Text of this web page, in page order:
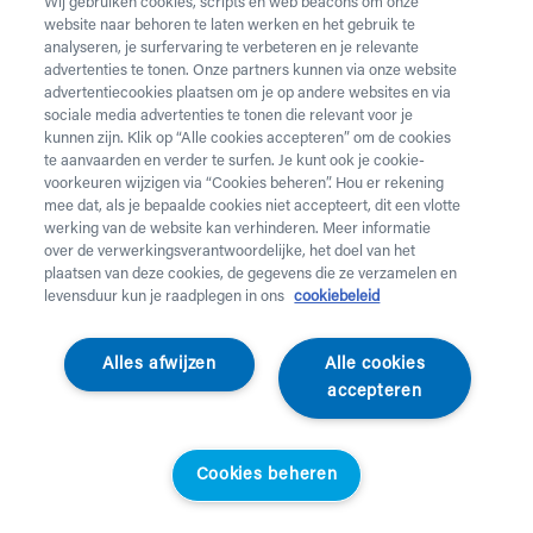
Vul onderstaand formulier in voor de huur van
zorgmateriaal.Dringende levering of levering in het
weekendnodig? Neem telefonisch contact op via 02 218
22 22.
Heb jekrukken nodig? Die kan je enkel aankopen. Wil je
huurmateriaal laten ophalen? Dat kan hier.
Opgelet!Je huurt voor minstens 1 maand en betaalt een
servicekost. Check de prijzenhier. Een gewone levering
duurt 2 werkdagen, een dringende levering krijg je de
feestdagen.
website naar behoren te laten werken en het gebruik te
analyseren, je surfervaring te verbeteren en je relevante
advertenties te tonen. Onze partners kunnen via onze website
advertentiecookies plaatsen om je op andere websites en via
sociale media advertenties te tonen die relevant voor je
kunnen zijn. Klik op “Alle cookies accepteren” om de cookies
te aanvaarden en verder te surfen. Je kunt ook je cookie-
voorkeuren wijzigen via “Cookies beheren”. Hou er rekening
mee dat, als je bepaalde cookies niet accepteert, dit een vlotte
werking van de website kan verhinderen. Meer informatie
over de verwerkingsverantwoordelijke, het doel van het
plaatsen van deze cookies, de gegevens die ze verzamelen en
levensduur kun je raadplegen in ons
cookiebeleid
Alle cookies
accepteren
Alles afwijzen
Cookies beheren